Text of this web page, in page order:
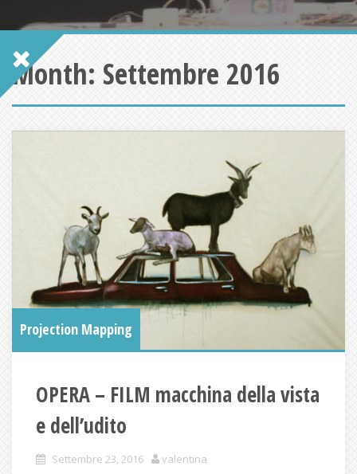
Month: Settembre 2016
Projection Mapping
OPERA – FILM macchina della vista
e dell’udito
Settembre 23, 2016 valentina